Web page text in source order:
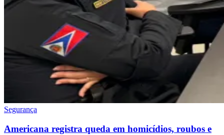
Segurança
Americana registra queda em homicídios, roubos e